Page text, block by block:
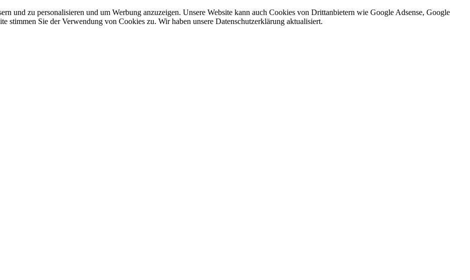
und zu personalisieren und um Werbung anzuzeigen. Unsere Website kann auch Cookies von Drittanbietern wie Google Adsense, Google
stimmen Sie der Verwendung von Cookies zu. Wir haben unsere Datenschutzerklärung aktualisiert.